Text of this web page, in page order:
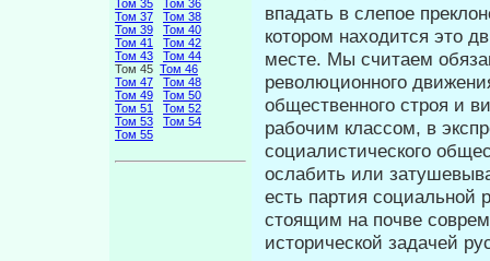
Том 35
Том 36
Том 37
Том 38
Том 39
Том 40
Том 41
Том 42
Том 43
Том 44
Том 45 Том 46
Том 47
Том 48
Том 49
Том 50
Том 51
Том 52
Том 53
Том 54
Том 55
впадать в слепое
ко­тором находится это
месте. Мы счи­таем
революционного
общественного строя и
рабочим классом, в
социалистического
ослабить или
есть партия
стоящим на почве
исторической задачей